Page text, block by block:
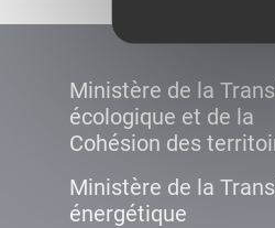
Ministère de la
écologique et de la
Cohésion des
Ministère de la
énergétique